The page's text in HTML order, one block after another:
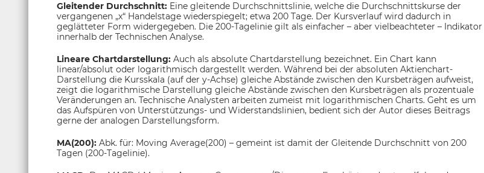
Gleitender Durchschnitt: Eine gleitende Durchschnittslinie, welche die Durchschnittskurse der
vergangenen „x“ Handelstage wiederspiegelt; etwa 200 Tage. Der Kursverlauf wird dadurch in
geglätteter Form widergegeben. Die 200-Tagelinie gilt als einfacher – aber vielbeachteter – Indikator
innerhalb der Technischen Analyse.
Lineare Chartdarstellung: Auch als absolute Chartdarstellung bezeichnet. Ein Chart kann
linear/absolut oder logarithmisch dargestellt werden. Während bei der absoluten Aktienchart-
Darstellung die Kursskala (auf der y-Achse) gleiche Abstände zwischen den Kursbeträgen aufweist,
zeigt die logarithmische Darstellung gleiche Abstände zwischen den Kursbeträgen als prozentuale
Veränderungen an. Technische Analysten arbeiten zumeist mit logarithmischen Charts. Geht es um
das Aufspüren von Unterstützungs- und Widerstandslinien, bedient sich der Autor dieses Beitrags
gerne der analogen Darstellungsform.
MA(200): Abk. für: Moving Average(200) – gemeint ist damit der Gleitende Durchschnitt von 200
Tagen (200-Tagelinie).